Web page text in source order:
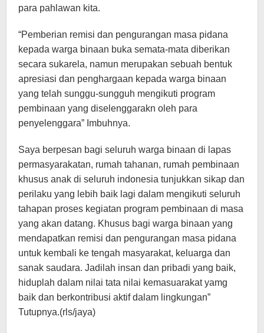
para pahlawan kita.
“Pemberian remisi dan pengurangan masa pidana
kepada warga binaan buka semata-mata diberikan
secara sukarela, namun merupakan sebuah bentuk
apresiasi dan penghargaan kepada warga binaan
yang telah sunggu-sungguh mengikuti program
pembinaan yang diselenggarakn oleh para
penyelenggara” Imbuhnya.
Saya berpesan bagi seluruh warga binaan di lapas
permasyarakatan, rumah tahanan, rumah pembinaan
khusus anak di seluruh indonesia tunjukkan sikap dan
perilaku yang lebih baik lagi dalam mengikuti seluruh
tahapan proses kegiatan program pembinaan di masa
yang akan datang. Khusus bagi warga binaan yang
mendapatkan remisi dan pengurangan masa pidana
untuk kembali ke tengah masyarakat, keluarga dan
sanak saudara. Jadilah insan dan pribadi yang baik,
hiduplah dalam nilai tata nilai kemasuarakat yamg
baik dan berkontribusi aktif dalam lingkungan”
Tutupnya.(rls/jaya)